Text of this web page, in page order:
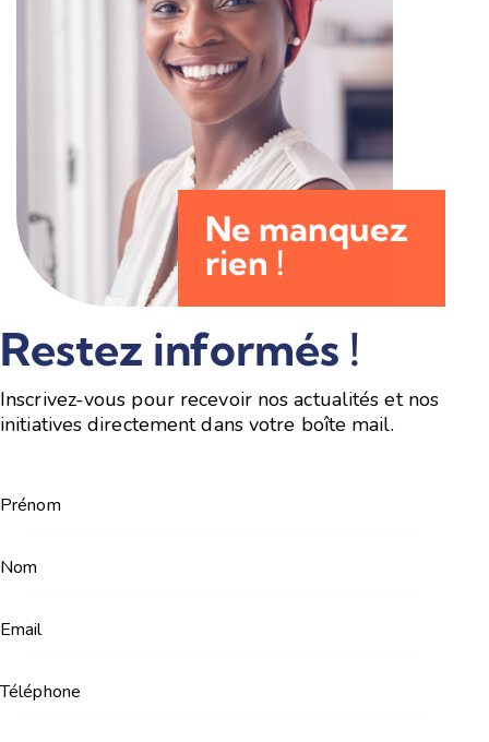
Ne manquez
rien !
Restez informés !
Inscrivez-vous pour recevoir nos actualités et nos
initiatives directement dans votre boîte mail.